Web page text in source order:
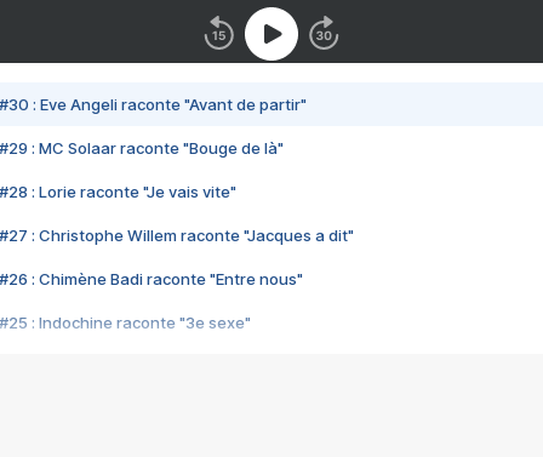
#30 : Eve Angeli raconte "Avant de partir"
#29 : MC Solaar raconte "Bouge de là"
#28 : Lorie raconte "Je vais vite"
#27 : Christophe Willem raconte "Jacques a dit"
#26 : Chimène Badi raconte "Entre nous"
#25 : Indochine raconte "3e sexe"